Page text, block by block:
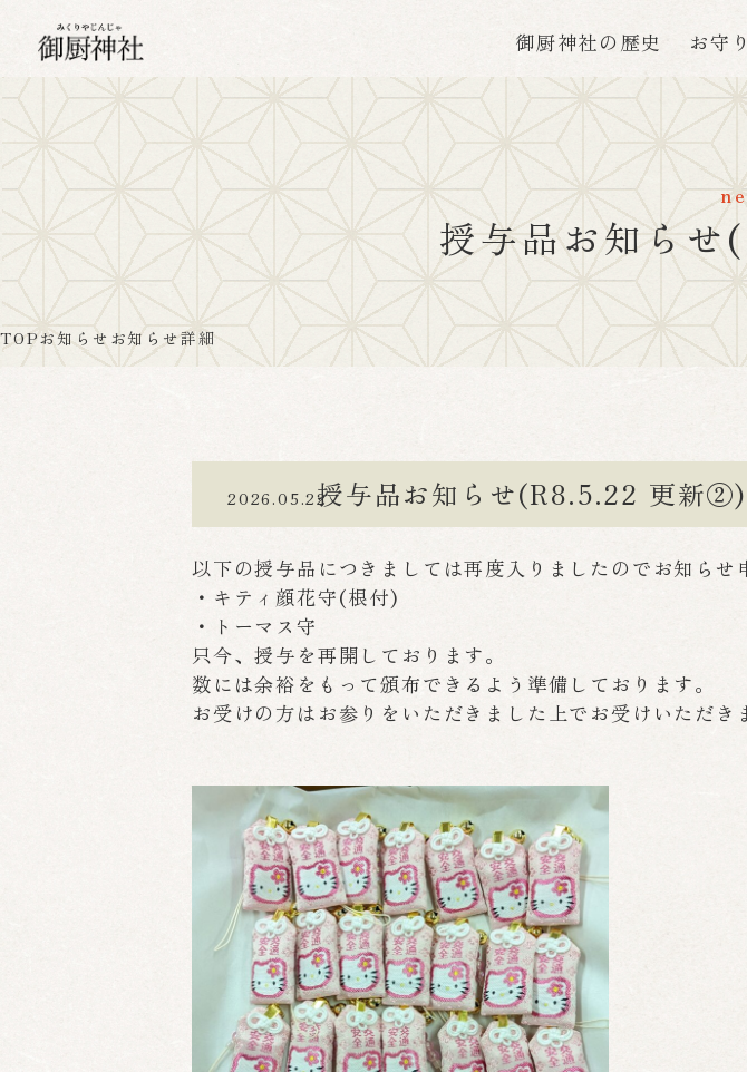
御厨神社の歴史 お守
授与品お知ら
TOPお知らせ お知らせ詳細
2026.05.22授与品お知らせ(R8.5.22 更新②)
以下の授与品につきましては再度入りましたのでお知らせ
・キティ顔花守(根付)
・トーマス守
只今、授与を再開しております。
数には余裕をもって頒布できるよう準備しております。
お受けの方はお参りをいただきました上でお受けいただき